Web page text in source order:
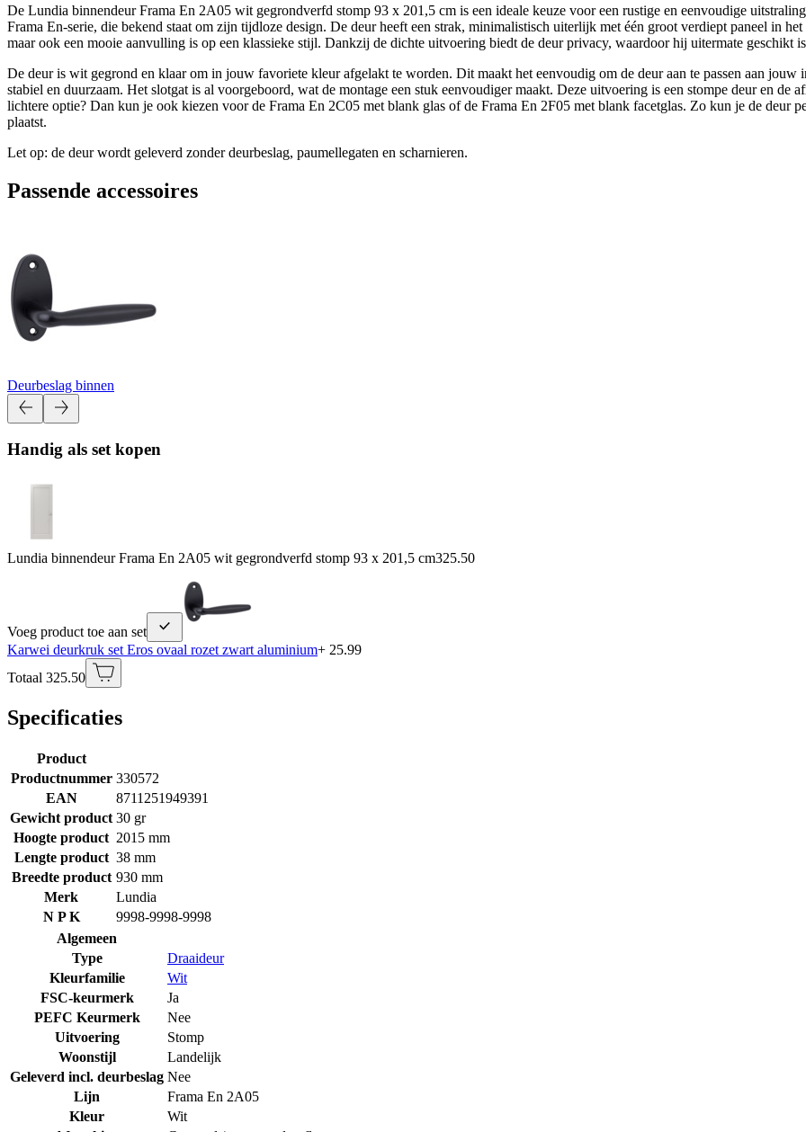
De Lundia binnendeur Frama En 2A05 wit gegrondverfd stomp 93 x 201,5 cm is een ideale keuze voor een rustige en eenvoudige
Frama En-serie, die bekend staat om zijn tijdloze design. De deur heeft een strak, minimalistisch uiterlijk met één groot verdiept paneel in
maar ook een mooie aanvulling is op een klassieke stijl. Dankzij de dichte uitvoering biedt de deur privacy, waardoor hij uitermate geschikt
De deur is wit gegrond en klaar om in jouw favoriete kleur afgelakt te worden. Dit maakt het eenvoudig om de deur aan te passen aan jouw
stabiel en duurzaam. Het slotgat is al voorgeboord, wat de montage een stuk eenvoudiger maakt. Deze uitvoering is een stompe deur en de
lichtere optie? Dan kun je ook kiezen voor de Frama En 2C05 met blank glas of de Frama En 2F05 met blank facetglas. Zo kun je de deur
plaatst.
Let op: de deur wordt geleverd zonder deurbeslag, paumellegaten en scharnieren.
Passende accessoires
Deurbeslag binnen
Handig als set kopen
Lundia binnendeur Frama En 2A05 wit gegrondverfd stomp 93 x 201,5 cm325.50
Voeg product toe aan set
Karwei deurkruk set Eros ovaal rozet zwart aluminium+ 25.99
Totaal 325.50
Specificaties
Product
Productnummer 330572
EAN
8711251949391
Gewicht product 30 gr
Hoogte product 2015 mm
Lengte product 38 mm
Breedte product 930 mm
Merk
Lundia
N P K
9998-9998-9998
Algemeen
Type
Draaideur
Kleurfamilie
Wit
FSC-keurmerk
Ja
PEFC Keurmerk
Nee
Uitvoering
Stomp
Woonstijl
Landelijk
Geleverd incl. deurbeslag Nee
Lijn
Frama En 2A05
Kleur
Wit